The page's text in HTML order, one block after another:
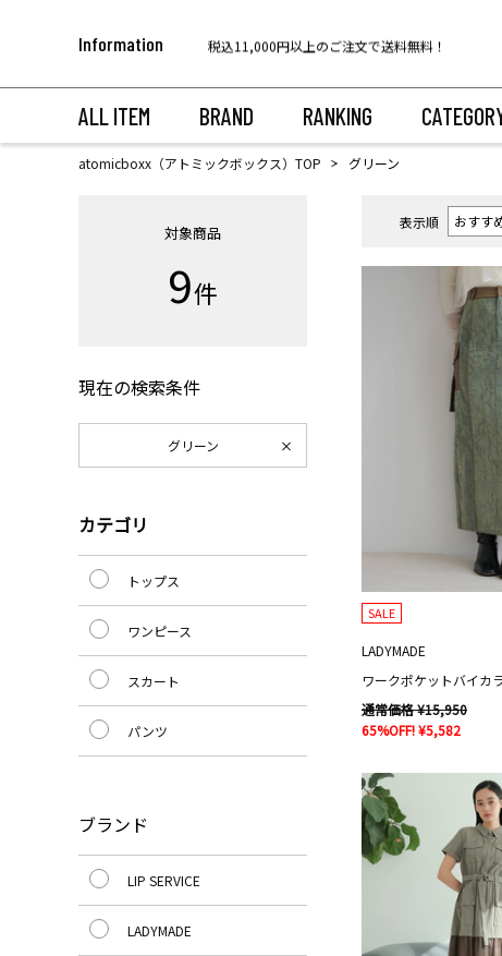
Information
税込11,000円以上のご注文で送料無料！
ALL ITEM BRAND RANKING
atomicboxx（アトミックボックス）TOP グリーン
表示順
SALE
LADYMADE
通常価格 ¥15,950
65%OFF! ¥5,582
対象商品
9件
現在の検索条件
グリーン
カテゴリ
トップス
ワンピース
スカート
パンツ
ブランド
LIP SERVICE
LADYMADE